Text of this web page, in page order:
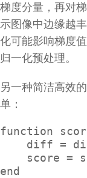
梯度分量，再对
示图像中边缘越
化可能影响梯度
归一化预处理。
另一种简洁高效
单：
function
diff =
score =
end